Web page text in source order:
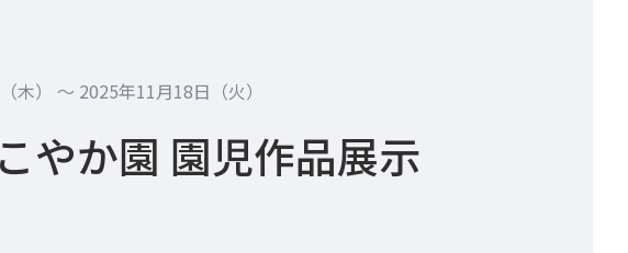
木） 〜 2025年11月18日（火）
やか園 園児作品展示